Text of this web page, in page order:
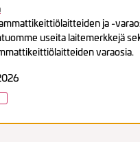
ja -
useita laitemerkkejä
varaosia.